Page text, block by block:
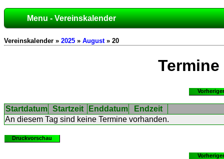
Menu - Vereinskalender
Vereinskalender » 2025 » August» 20
Termine
Startdatum Startzeit Enddatum
Endzeit
An diesem Tag sind keine Termine vorhanden.
Druckvorschau